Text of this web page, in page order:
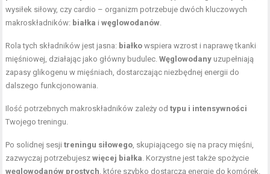
wysiłek siłowy, czy cardio – organizm potrzebuje dwóch kluczowych
makroskładników: białka iwęglowodanów.
Rola tych składników jest jasna: białko wspiera wzrost i naprawę tkanki
mięśniowej, działając jako główny budulec.Węglowodany uzupełniają
zapasy glikogenu w mięśniach, dostarczając niezbędnej energii do
dalszego funkcjonowania.
Ilość potrzebnych makroskładników zależy odtypu i intensywności
Twojego treningu.
Po solidnej sesjitreningu siłowego, skupiającego się na pracy mięśni,
zazwyczaj potrzebujeszwięcej białka. Korzystne jest także spożycie
węglowodanów prostych, które szybko dostarczą energię do komórek.